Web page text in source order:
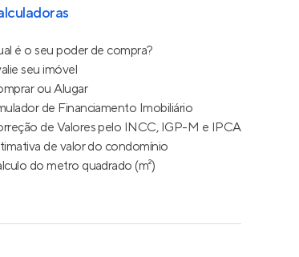
é o seu poder de compra?
seu imóvel
ou Alugar
de Financiamento Imobiliário
de Valores pelo INCC, IGP-M e IPCA
de valor do condomínio
do metro quadrado (m²)